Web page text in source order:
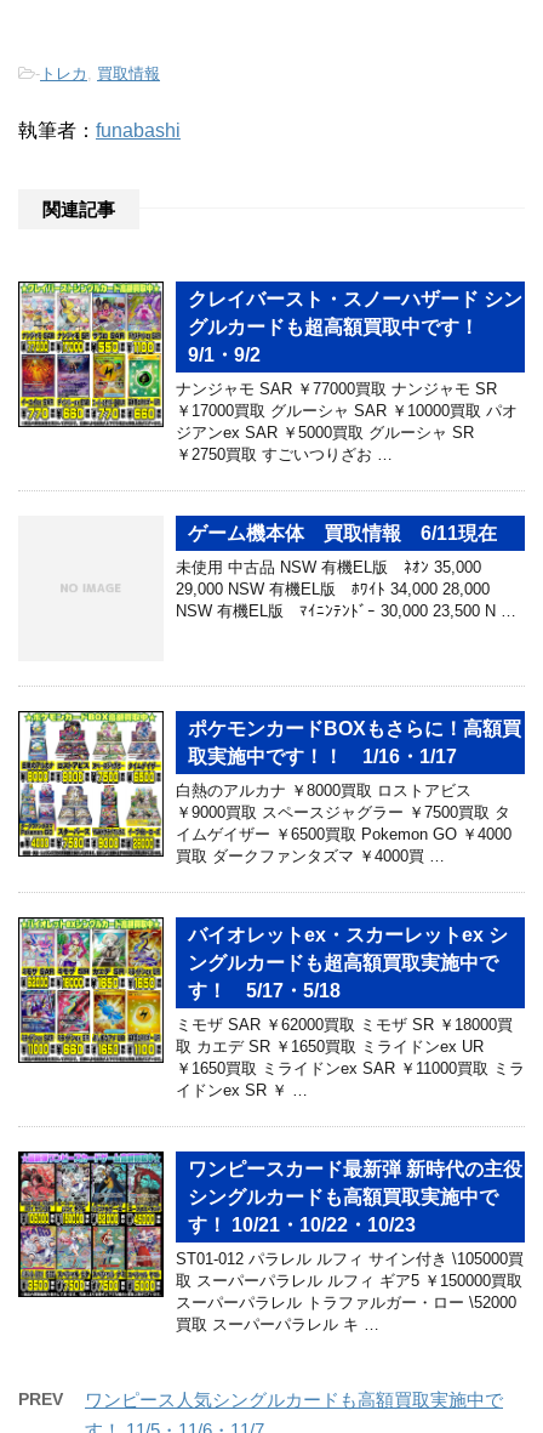
- トレカ 買取情報
執筆者： funabashi
関連記事
クレイバースト・スノーハザード シン
グルカードも超高額買取中です！
9/1・9/2
ナンジャモ SAR ￥77000買取 ナンジャモ SR
￥17000買取 グルーシャ SAR ￥10000買取 パオ
ジアンex SAR ￥5000買取 グルーシャ SR
￥2750買取 すごいつりざお …
ゲーム機本体 買取情報 6/11現在
未使用 中古品 NSW 有機EL版 ﾈｵﾝ 35,000
29,000 NSW 有機EL版 ﾎﾜｲﾄ 34,000 28,000
NSW 有機EL版 ﾏｲﾆﾝﾃﾝﾄﾞｰ 30,000 23,500 N …
ポケモンカードBOXもさらに！高額買
取実施中です！！ 1/16・1/17
白熱のアルカナ ￥8000買取 ロストアビス
￥9000買取 スペースジャグラー ￥7500買取 タ
イムゲイザー ￥6500買取 Pokemon GO ￥4000
買取 ダークファンタズマ ￥4000買 …
バイオレットex・スカーレットex シ
ングルカードも超高額買取実施中で
す！ 5/17・5/18
ミモザ SAR ￥62000買取 ミモザ SR ￥18000買
取 カエデ SR ￥1650買取 ミライドンex UR
￥1650買取 ミライドンex SAR ￥11000買取 ミラ
イドンex SR ￥ …
ワンピースカード最新弾 新時代の主役
シングルカードも高額買取実施中で
す！ 10/21・10/22・10/23
ST01-012 パラレル ルフィ サイン付き \105000買
取 スーパーパラレル ルフィ ギア5 ￥150000買取
スーパーパラレル トラファルガー・ロー \52000
買取 スーパーパラレル キ …
PREV
ワンピース人気シングルカードも高額買取実施中で